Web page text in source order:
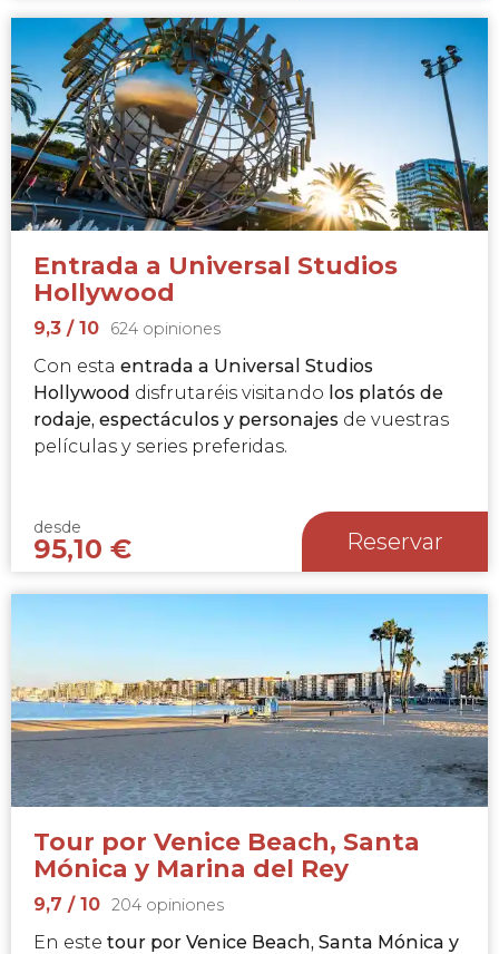
Entrada a Universal Studios
Hollywood
9,3 / 10 624 opiniones
Con esta entrada a Universal Studios
Hollywood disfrutaréis visitando los platós de
rodaje, espectáculos y personajes de vuestras
películas y series preferidas.
desde
95,10 € Reservar
Tour por Venice Beach, Santa
Mónica y Marina del Rey
9,7 / 10 204 opiniones
En este tour por Venice Beach, Santa Mónica y